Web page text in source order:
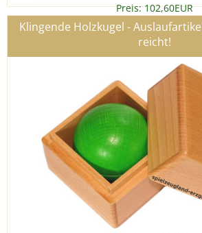
Preis: 102,60EUR
»Details
Klingende Holzkugel -
reicht!